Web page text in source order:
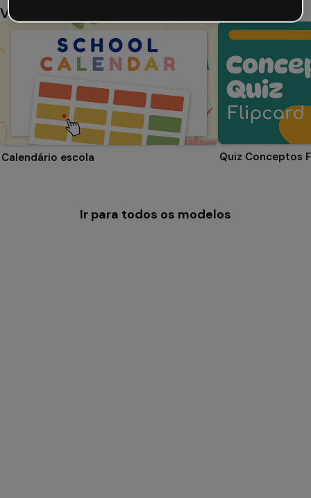
Você também pode gostar
Calendário escola Quiz Conceptos
Ir para todos os modelos